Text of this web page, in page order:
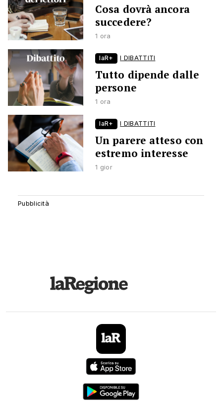
Cosa dovrà ancora
succedere?
1 ora
laR+ I DIBATTITI
Tutto dipende dalle
persone
1 ora
laR+ I DIBATTITI
Un parere atteso con
estremo interesse
1 gior